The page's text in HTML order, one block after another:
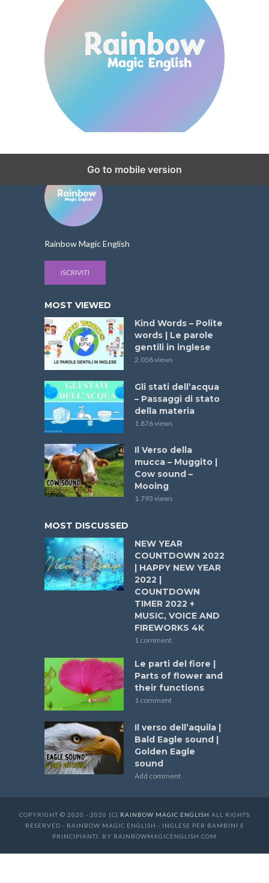
Rainbow Magic English
ISCRIVITI
MOST VIEWED
Kind Words – Polite
words | Le parole
gentili in inglese
2.058 views
Gli stati dell’acqua
– Passaggi di stato
della materia
1.876 views
Il Verso della
mucca – Muggito |
Cow sound –
Mooing
1.793 views
MOST DISCUSSED
NEW YEAR
COUNTDOWN 2022
| HAPPY NEW YEAR
2022 |
COUNTDOWN
TIMER 2022 +
MUSIC, VOICE AND
FIREWORKS 4K
1 comment
Le parti del fiore |
Parts of flower and
their functions
1 comment
Il verso dell’aquila |
Bald Eagle sound |
Golden Eagle
sound
Add comment
COPYRIGHT © 2020 - 2026 (C) RAINBOW MAGIC ENGLISH ALL RIGHTS
RESERVED - RAINBOW MAGIC ENGLISH - INGLESE PER BAMBINI E
PRINCIPIANTI. BY RAINBOWMAGICENGLISH.COM
Go to mobile version